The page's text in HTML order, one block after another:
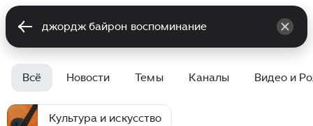
Всё Новости Темы Каналы Видео и
Культура и искусство